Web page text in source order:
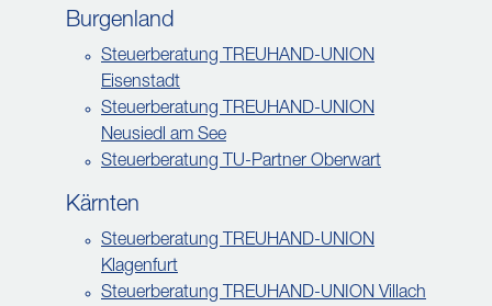
Burgenland
Steuerberatung TREUHAND-UNION
Eisenstadt
Steuerberatung TREUHAND-UNION
Neusiedl am See
Steuerberatung TU-Partner Oberwart
Kärnten
Steuerberatung TREUHAND-UNION
Klagenfurt
Steuerberatung TREUHAND-UNION Villach